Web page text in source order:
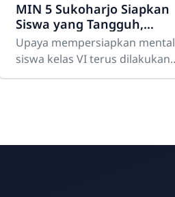
MIN 5 Sukoharjo Siapkan
Siswa yang Tangguh,
Bertaqwa, Berakhlak Mulia
dengan SBT dan Parenting
Upaya mempersiapkan mental
siswa kelas VI terus dilakukan
oleh MIN 5 Sukoharjo dengan